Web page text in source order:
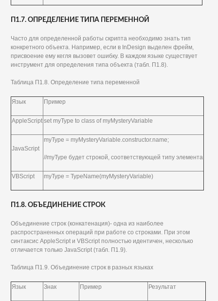
П1.7. ОПРЕДЕЛЕНИЕ ТИПА ПЕРЕМЕННОЙ
Часто для определенной работы скрипта необходимо знать тип
конкретного объекта. Например, если в InDesign выделен фрейм,
присвоение ему кегля вызовет ошибку. В каждом языке существует
инструмент для определения типа объекта (табл. П1.8).
Таблица П1.8. Определение типа переменной
Язык Пример
AppleScript set myType to class of myMysteryVariable
JavaScript
myType = myMysteryVariable.constructor.name;
//myType будет строкой, соответствующей типу элемента
VBScript myType = TypeName(myMysteryVariable)
П1.8. ОБЪЕДИНЕНИЕ СТРОК
Объединение строк (конкатенация)- одна из наиболее
распространенных операций при работе со строками. При этом
синтаксис AppleScript и VBScript полностью идентичен, несколько
отличается только JavaScript (табл. П1.9).
Таблица П1.9. Объединение строк в разных языках
Язык Знак Пример Результат